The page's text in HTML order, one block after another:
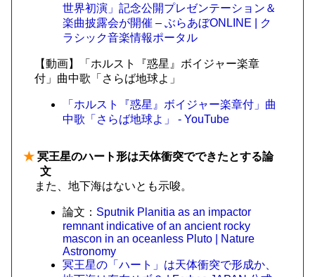
世界初演」記念公開プレゼンテーション＆
楽曲披露会が開催 – ぶらあぼONLINE | ク
ラシック音楽情報ポータル
【動画】「ホルスト『惑星』ボイジャー楽章
付」曲中歌「さらば地球よ」
「ホルスト『惑星』ボイジャー楽章付」曲
中歌「さらば地球よ」 - YouTube
★ 冥王星のハート形は天体衝突でできたとする論
文
また、地下海はないとも示唆。
論文： Sputnik Planitia as an impactor
remnant indicative of an ancient rocky
mascon in an oceanless Pluto | Nature
Astronomy
冥王星の「ハート」は天体衝突で形成か、